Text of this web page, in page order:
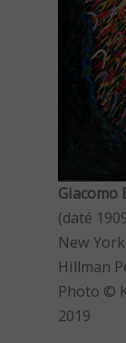
Giacomo
(daté
New
Hillman
Photo ©
2019